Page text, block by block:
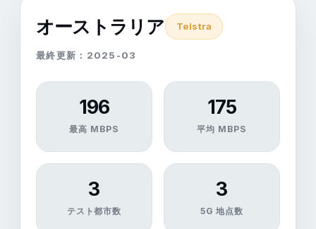
オーストラリア Telstra
最終更新：2025-03
196
最高 MBPS
175
平均 MBPS
3
テスト都市数
3
5G 地点数